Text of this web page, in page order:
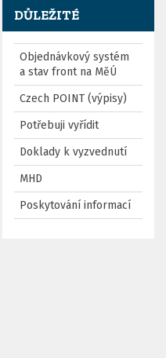
DŮLEŽITÉ
Objednávkový systém
a stav front na MěÚ
Czech POINT (výpisy)
Potřebuji vyřídit
Doklady k vyzvednutí
MHD
Poskytování informací